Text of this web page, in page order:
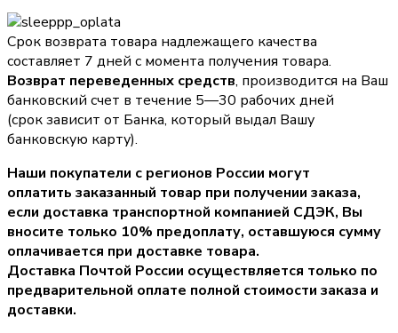
Срок возврата товара надлежащего качества
составляет 7 дней с момента получения товара.
Возврат переведенных средств, производится на Ваш
банковский счет в течение 5—30 рабочих дней
(срок зависит от Банка, который выдал Вашу
банковскую карту).
Наши покупатели с регионов России могут
оплатить заказанный товар при получении заказа,
если доставка транспортной компанией СДЭК, Вы
вносите только 10% предоплату, оставшуюся сумму
оплачивается при доставке товара.
Доставка Почтой России осуществляется только по
предварительной оплате полной стоимости заказа и
доставки.